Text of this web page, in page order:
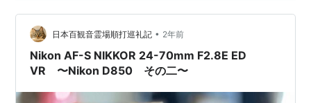
日本百観音霊場順打巡礼記 • 2年前
Nikon AF-S NIKKOR 24-70mm F2.8E ED
VR 〜Nikon D850 その二〜